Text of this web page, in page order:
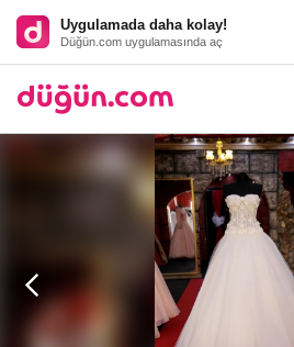
Uygulamada daha kolay!
Düğün.com uygulamasında aç